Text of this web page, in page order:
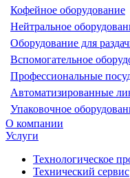
Кофейное оборудование
Нейтральное
Оборудование для
Вспомогательное
Профессиональные
Автоматизированные
Упаковочное
О компании
Услуги
Технологическое
Технический сервис